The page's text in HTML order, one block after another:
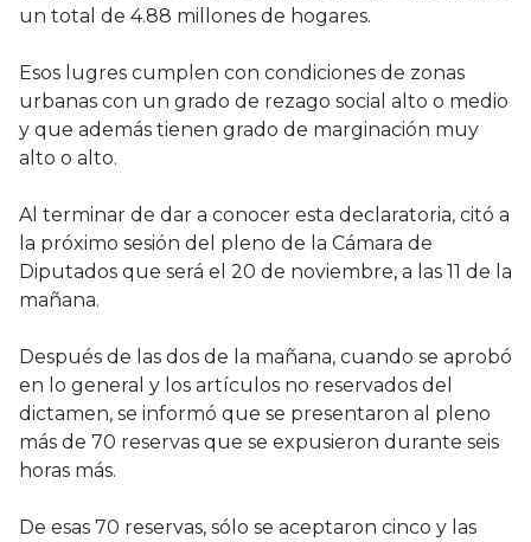
un total de 4.88 millones de hogares.
Esos lugres cumplen con condiciones de zonas
urbanas con un grado de rezago social alto o medio
y que además tienen grado de marginación muy
alto o alto.
Al terminar de dar a conocer esta declaratoria, citó a
la próximo sesión del pleno de la Cámara de
Diputados que será el 20 de noviembre, a las 11 de la
mañana.
Después de las dos de la mañana, cuando se aprobó
en lo general y los artículos no reservados del
dictamen, se informó que se presentaron al pleno
más de 70 reservas que se expusieron durante seis
horas más.
De esas 70 reservas, sólo se aceptaron cinco y las